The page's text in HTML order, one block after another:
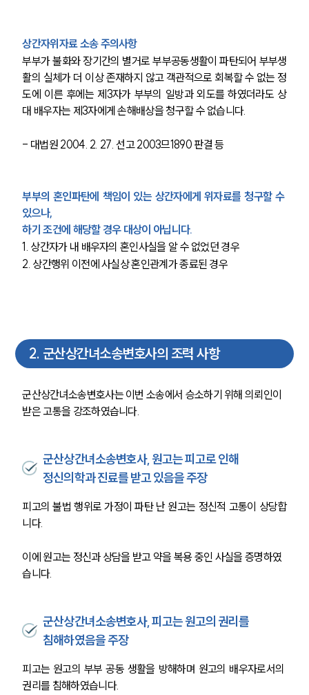
상간자위자료 소송 주의사항
부부가 불화와 장기간의 별거로 부부공동생활이 파탄되어 부부생
활의 실체가 더 이상 존재하지 않고 객관적으로 회복할 수 없는 정
도에 이른 후에는 제3자가 부부의 일방과 외도를 하였더라도 상
대 배우자는 제3자에게 손해배상을 청구할 수 없습니다.
- 대법원 2004. 2. 27. 선고 2003므1890 판결 등
부부의 혼인파탄에 책임이 있는 상간자에게 위자료를 청구할 수
있으나,
하기 조건에 해당할 경우 대상이 아닙니다.
1. 상간자가 내 배우자의 혼인사실을 알 수 없었던 경우
2. 상간행위 이전에 사실상 혼인관계가 종료된 경우
2. 군산상간녀소송변호사의 조력 사항
군산상간녀소송변호사는 이번 소송에서 승소하기 위해 의뢰인이
받은 고통을 강조하였습니다.
군산상간녀소송변호사, 원고는 피고로 인해
정신의학과 진료를 받고 있음을 주장
피고의 불법 행위로 가정이 파탄 난 원고는 정신적 고통이 상당합
니다.
이에 원고는 정신과 상담을 받고 약을 복용 중인 사실을 증명하였
습니다.
군산상간녀소송변호사, 피고는 원고의 권리를
침해하였음을 주장
피고는 원고의 부부 공동 생활을 방해하며 원고의 배우자로서의
권리를 침해하였습니다.